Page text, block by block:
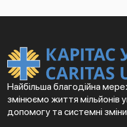
Найбільша благодійна
змінюємо життя мільйонів
допомогу та системні зміни.